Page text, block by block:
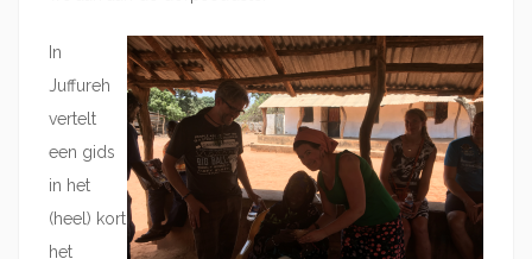
In
Juffureh
vertelt
een gids
in het
(heel) kort
het